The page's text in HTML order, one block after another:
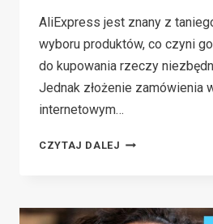
AliExpress jest znany z
wyboru produktów, co czyni
do kupowania rzeczy
Jednak złożenie zamówienia
internetowym…
CZYTAJ DALEJ RZECZY,
WIEDZIEĆ